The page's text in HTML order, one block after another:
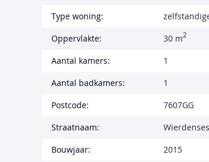
Type woning:
Oppervlakte:
30 m2
Aantal kamers:
1
Aantal badkamers:
1
Postcode:
7607GG
Straatnaam:
Bouwjaar:
2015